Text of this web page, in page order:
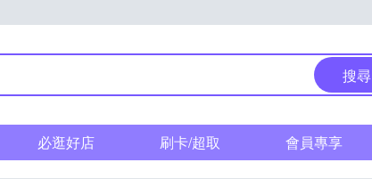
搜尋
必逛好店 刷卡/超取 會員專享